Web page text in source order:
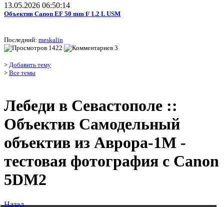
13.05.2026 06:50:14
Объектив Canon EF 50 mm f/ 1.2 L USM
Последний: meskalin
1422
3
> Добавить тему
> Все темы
Лебеди в Севастополе ::
Объектив Самодельный
объектив из Аврора-1М -
тестовая фотография c Canon
5DM2
Назад